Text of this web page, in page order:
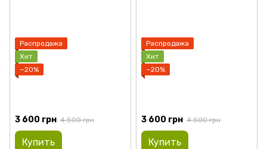
Распродажа
Хит
−20%
3 600 грн 4 500 грн
Купить
Распродажа
Хит
−20%
3 600 грн 4 500 грн
Купить